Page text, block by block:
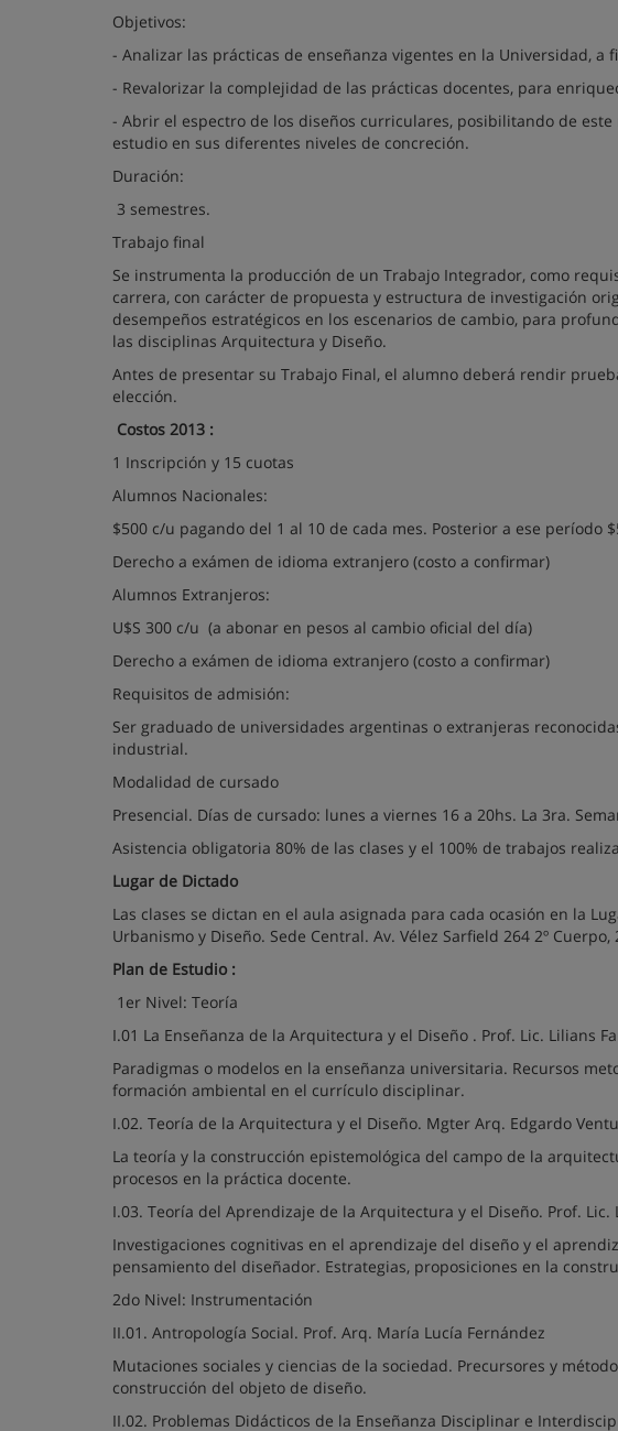
Objetivos:
- Analizar las prácticas de enseñanza vigentes en la Universidad,
- Revalorizar la complejidad de las prácticas docentes, para
- Abrir el espectro de los diseños curriculares, posibilitando de
estudio en sus diferentes niveles de concreción.
Duración:
3 semestres.
Trabajo final
Se instrumenta la producción de un Trabajo Integrador, como
carrera, con carácter de propuesta y estructura de investigación
desempeños estratégicos en los escenarios de cambio, para
las disciplinas Arquitectura y Diseño.
Antes de presentar su Trabajo Final, el alumno deberá rendir
elección.
Costos 2013 :
1 Inscripción y 15 cuotas
Alumnos Nacionales:
$500 c/u pagando del 1 al 10 de cada mes. Posterior a ese período
Derecho a exámen de idioma extranjero (costo a confirmar)
Alumnos Extranjeros:
U$S 300 c/u (a abonar en pesos al cambio oficial del día)
Derecho a exámen de idioma extranjero (costo a confirmar)
Requisitos de admisión:
Ser graduado de universidades argentinas o extranjeras
industrial.
Modalidad de cursado
Presencial. Días de cursado: lunes a viernes 16 a 20hs. La 3ra.
Asistencia obligatoria 80% de las clases y el 100% de trabajos
Lugar de Dictado
Las clases se dictan en el aula asignada para cada ocasión en la
Urbanismo y Diseño. Sede Central. Av. Vélez Sarfield 264 2º Cuerpo,
Plan de Estudio :
1er Nivel: Teoría
I.01 La Enseñanza de la Arquitectura y el Diseño . Prof. Lic. Lilians
Paradigmas o modelos en la enseñanza universitaria. Recursos
formación ambiental en el currículo disciplinar.
I.02. Teoría de la Arquitectura y el Diseño. Mgter Arq. Edgardo
La teoría y la construcción epistemológica del campo de la
procesos en la práctica docente.
I.03. Teoría del Aprendizaje de la Arquitectura y el Diseño. Prof. Lic.
Investigaciones cognitivas en el aprendizaje del diseño y el
pensamiento del diseñador. Estrategias, proposiciones en la
2do Nivel: Instrumentación
II.01. Antropología Social. Prof. Arq. María Lucía Fernández
Mutaciones sociales y ciencias de la sociedad. Precursores y
construcción del objeto de diseño.
II.02. Problemas Didácticos de la Enseñanza Disciplinar e